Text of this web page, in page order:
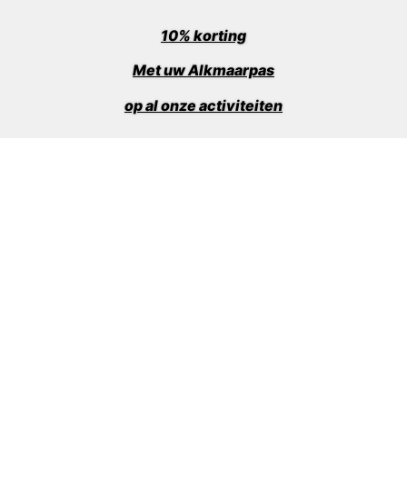
10% korting
Met uw Alkmaarpas
op al onze activiteiten